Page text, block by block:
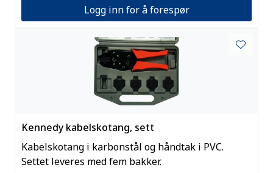
Logg inn for å forespør
Kennedy kabelskotang, sett
Kabelskotang i karbonstål og håndtak i PVC.
Settet leveres med fem bakker.